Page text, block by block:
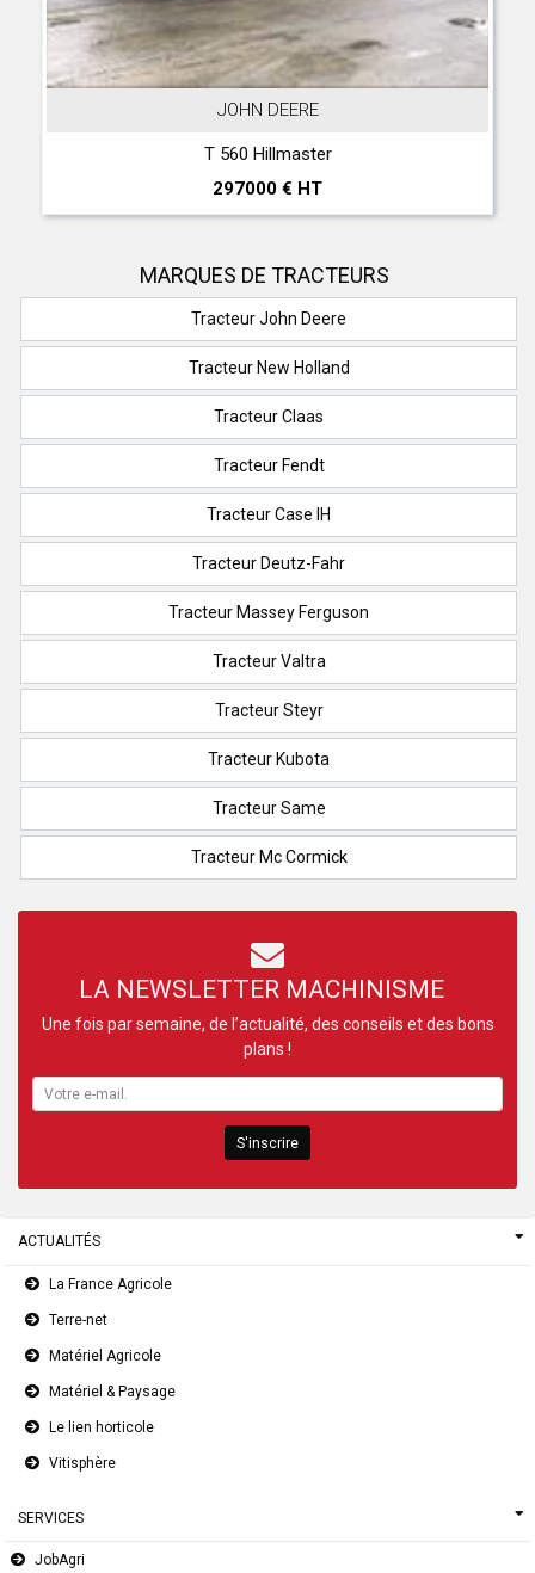
JOHN DEERE
T 560 Hillmaster
297000 € HT
MARQUES DE TRACTEURS
Tracteur John Deere
Tracteur New Holland
Tracteur Claas
Tracteur Fendt
Tracteur Case IH
Tracteur Deutz-Fahr
Tracteur Massey Ferguson
Tracteur Valtra
Tracteur Steyr
Tracteur Kubota
Tracteur Same
Tracteur Mc Cormick
LA NEWSLETTER MACHINISME
Une fois par semaine, de l’actualité, des conseils et des bons
plans !
S'inscrire
ACTUALITÉS
La France Agricole
Terre-net
Matériel Agricole
Matériel & Paysage
Le lien horticole
Vitisphère
SERVICES
JobAgri